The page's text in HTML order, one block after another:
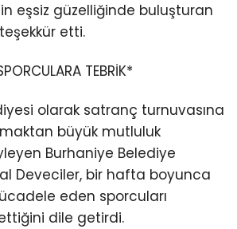
eşsiz güzelliğinde buluşturan
etti.
TEBRİK*
olarak satranç turnuvasına
büyük mutluluk
Burhaniye Belediye
Deveciler, bir hafta boyunca
eden sporcuları
dile getirdi.